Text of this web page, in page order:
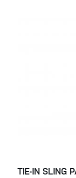
TIE-IN SLING